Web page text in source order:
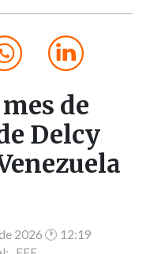
de
Delcy
2026 🕐 12:19